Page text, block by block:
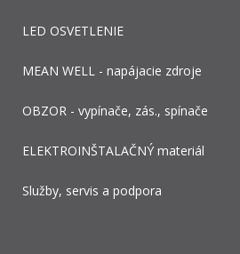
LED OSVETLENIE
MEAN WELL - napájacie zdroje
OBZOR - vypínače, zás., spínače
ELEKTROINŠTALAČNÝ materiál
Služby, servis a podpora